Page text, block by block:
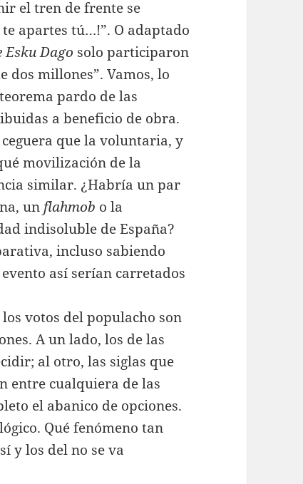
el tren de frente se
apartes tú…!”. O adaptado
Esku Dago solo participaron
dos millones”. Vamos, lo
pardo de las
a beneficio de obra.
que la voluntaria, y
movilización de la
similar. ¿Habría un par
un flahmob o la
indisoluble de España?
incluso sabiendo
así serían carretados
votos del populacho son
A un lado, los de las
al otro, las siglas que
entre cualquiera de las
el abanico de opciones.
Qué fenómeno tan
y los del no se va